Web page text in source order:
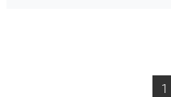
1